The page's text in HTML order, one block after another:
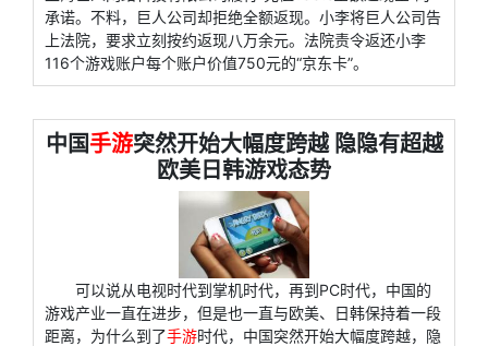
承诺。不料，巨人公司却拒绝全额返现。小李将巨人公司告
上法院，要求立刻按约返现八万余元。法院责令返还小李
116个游戏账户每个账户价值750元的“京东卡”。
中国手游突然开始大幅度跨越 隐隐有超越
欧美日韩游戏态势
可以说从电视时代到掌机时代，再到PC时代，中国的
游戏产业一直在进步，但是也一直与欧美、日韩保持着一段
距离，为什么到了手游时代，中国突然开始大幅度跨越，隐